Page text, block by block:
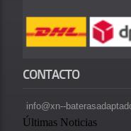
CONTACTO
info@xn--
Últimas Noticias